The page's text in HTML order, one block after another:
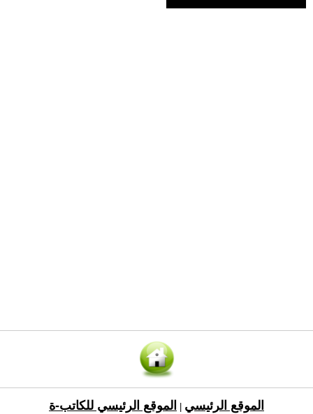
الموقع الرئيسي الموقع الرئيسي للكاتب-ة